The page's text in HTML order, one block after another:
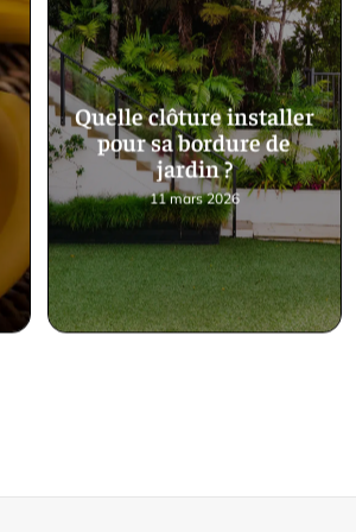
Quelle clôture installer
pour sa bordure de
jardin ?
11 mars 2026